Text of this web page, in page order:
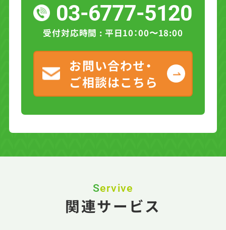
03-6777-5120
受付対応時間 : 平日10：00〜18:00
お問い合わせ・
ご相談はこちら
Servive
関連サービス